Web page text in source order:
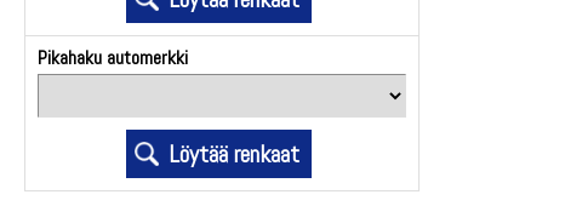
Pikahaku automerkki